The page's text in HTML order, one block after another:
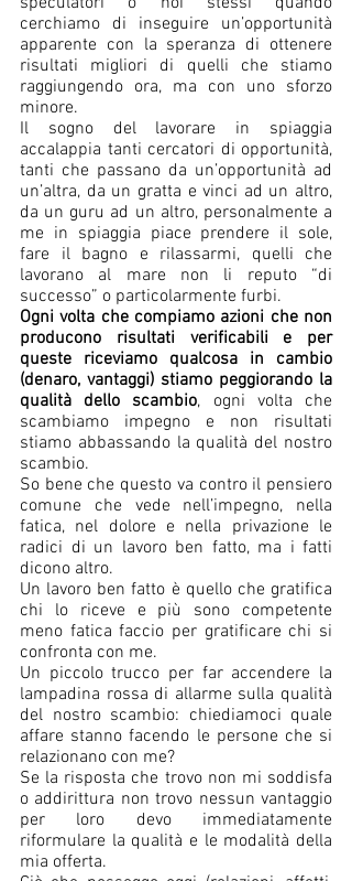
cerchiamo di inseguire un’opportunità
apparente con la speranza di ottenere
risultati migliori di quelli che stiamo
raggiungendo ora, ma con uno sforzo
minore.
Il sogno del lavorare in spiaggia
accalappia tanti cercatori di opportunità,
tanti che passano da un’opportunità ad
un’altra, da un gratta e vinci ad un altro,
da un guru ad un altro, personalmente a
me in spiaggia piace prendere il sole,
fare il bagno e rilassarmi, quelli che
lavorano al mare non li reputo “di
successo” o particolarmente furbi.
Ogni volta che compiamo azioni che non
producono risultati verificabili e per
queste riceviamo qualcosa in cambio
(denaro, vantaggi) stiamo peggiorando la
qualità dello scambio, ogni volta che
scambiamo impegno e non risultati
stiamo abbassando la qualità del nostro
scambio.
So bene che questo va contro il pensiero
comune che vede nell’impegno, nella
fatica, nel dolore e nella privazione le
radici di un lavoro ben fatto, ma i fatti
dicono altro.
Un lavoro ben fatto è quello che gratifica
chi lo riceve e più sono competente
meno fatica faccio per gratificare chi si
confronta con me.
Un piccolo trucco per far accendere la
lampadina rossa di allarme sulla qualità
del nostro scambio: chiediamoci quale
affare stanno facendo le persone che si
relazionano con me?
Se la risposta che trovo non mi soddisfa
o addirittura non trovo nessun vantaggio
per loro devo immediatamente
riformulare la qualità e le modalità della
mia offerta.